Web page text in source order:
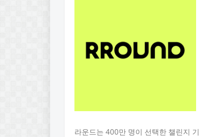
라운드는 400만 명이 선택한 챌린지